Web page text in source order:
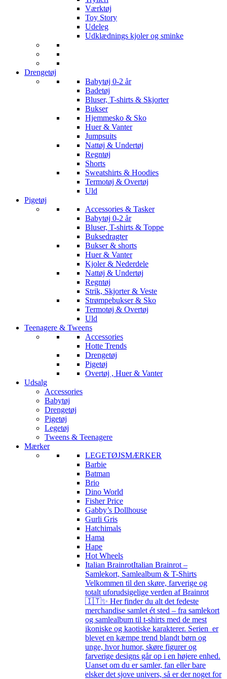
Værktøj
Toy Story
Udeleg
Udklædnings kjoler og sminke
Drengetøj
Babytøj 0-2 år
Badetøj
Bluser, T-shirts & Skjorter
Bukser
Hjemmesko & Sko
Huer & Vanter
Jumpsuits
Nattøj & Undertøj
Regntøj
Shorts
Sweatshirts & Hoodies
Termotøj & Overtøj
Uld
Pigetøj
Accessories & Tasker
Babytøj 0-2 år
Bluser, T-shirts & Toppe
Buksedragter
Bukser & shorts
Huer & Vanter
Kjoler & Nederdele
Nattøj & Undertøj
Regntøj
Strik, Skjorter & Veste
Strømpebukser & Sko
Termotøj & Overtøj
Uld
Teenagere & Tweens
Accessories
Hotte Trends
Drengetøj
Pigetøj
Overtøj , Huer & Vanter
Udsalg
Accessories
Babytøj
Drengetøj
Pigetøj
Legetøj
Tweens & Teenagere
Mærker
LEGETØJSMÆRKER
Barbie
Batman
Brio
Dino World
Fisher Price
Gabby’s Dollhouse
Gurli Gris
Hatchimals
Hama
Hape
Hot Wheels
Italian BrainrotItalian Brainrot –
Samlekort, Samlealbum & T-Shirts
Velkommen til den skøre, farverige og
totalt uforudsigelige verden af Brainrot
🇮🇹✨ Her finder du alt det fedeste
merchandise samlet ét sted – fra samlekort
og samlealbum til t-shirts med de mest
ikoniske og kaotiske karakterer. Serien er
blevet en kæmpe trend blandt børn og
unge, hvor humor, skøre figurer og
farverige designs går op i en højere enhed.
Uanset om du er samler, fan eller bare
elsker det sjove univers, så er der noget for